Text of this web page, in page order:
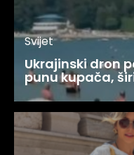
Svijet
Ukrajinski dron
punu kupača,